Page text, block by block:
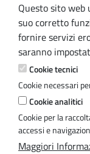
Questo sito web
suo corretto
fornire servizi
saranno
Cookie tecnici
Cookie necessari
Cookie analitici
Cookie per la
accessi e
Maggiori
Redazione
Responsabili di
Accessibilità
Dichiarazione di
Protezione civile
Vai al sito di